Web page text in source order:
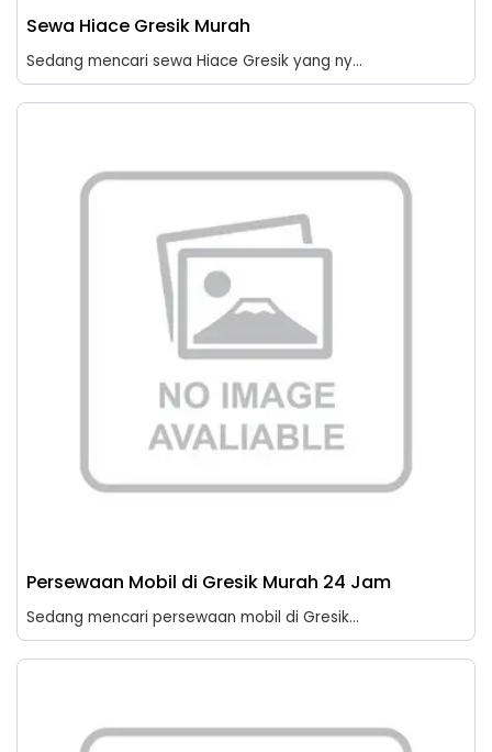
Sewa Hiace Gresik Murah
Sedang mencari sewa Hiace Gresik yang ny...
Persewaan Mobil di Gresik Murah 24 Jam
Sedang mencari persewaan mobil di Gresik...